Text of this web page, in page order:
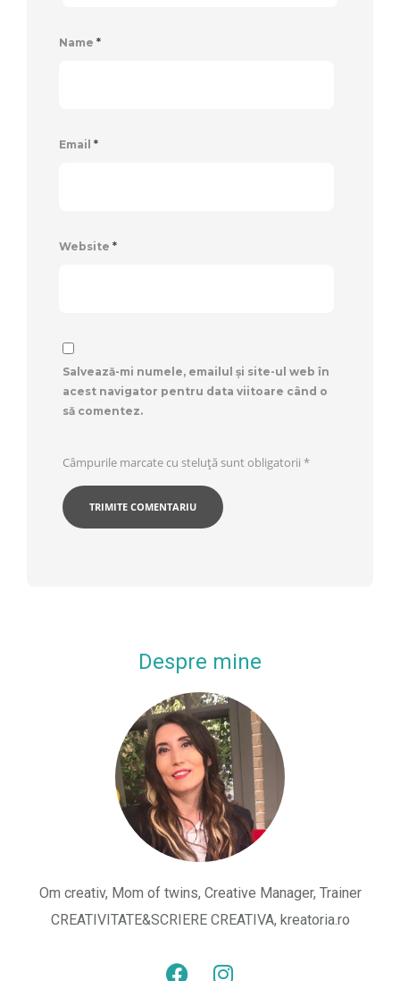
Name *
Email *
Website *
Salvează-mi numele, emailul și site-ul web în
acest navigator pentru data viitoare când o
să comentez.
Câmpurile marcate cu steluță sunt obligatorii *
Despre mine
Om creativ, Mom of twins, Creative Manager, Trainer
CREATIVITATE&SCRIERE CREATIVA, kreatoria.ro